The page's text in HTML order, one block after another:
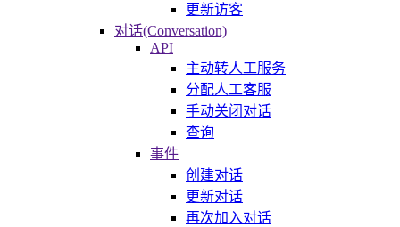
更新访客
对话(Conversation)
API
主动转人工服务
分配人工客服
手动关闭对话
查询
事件
创建对话
更新对话
再次加入对话